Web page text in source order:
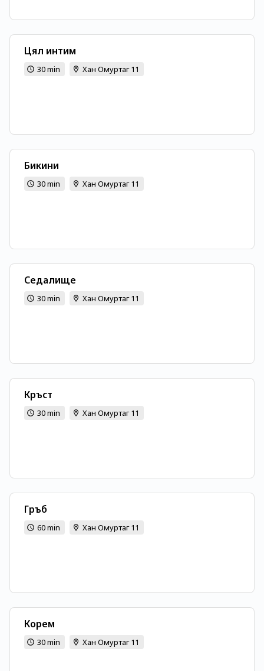
Цял интим
30 min Хан Омуртаг 11
Бикини
30 min Хан Омуртаг 11
Седалище
30 min Хан Омуртаг 11
Кръст
30 min Хан Омуртаг 11
Гръб
60 min Хан Омуртаг 11
Корем
30 min Хан Омуртаг 11